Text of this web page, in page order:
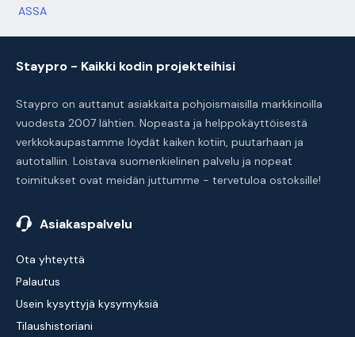
ASSA
Staypro - Kaikki kodin projekteihisi
Staypro on auttanut asiakkaita pohjoismaisilla markkinoilla
vuodesta 2007 lähtien. Nopeasta ja helppokäyttöisestä
verkkokaupastamme löydät kaiken kotiin, puutarhaan ja
autotalliin. Loistava suomenkielinen palvelu ja nopeat
toimitukset ovat meidän juttumme - tervetuloa ostoksille!
Asiakaspalvelu
Ota yhteyttä
Palautus
Usein kysyttyjä kysymyksiä
Tilaushistoriani